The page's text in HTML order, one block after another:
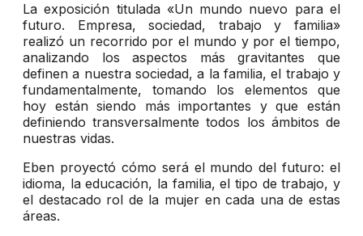
La exposición titulada «Un mundo nuevo para el
futuro. Empresa, sociedad, trabajo y familia»
realizó un recorrido por el mundo y por el tiempo,
analizando los aspectos más gravitantes que
definen a nuestra sociedad, a la familia, el trabajo y
fundamentalmente, tomando los elementos que
hoy están siendo más importantes y que están
definiendo transversalmente todos los ámbitos de
nuestras vidas.
Eben proyectó cómo será el mundo del futuro: el
idioma, la educación, la familia, el tipo de trabajo, y
el destacado rol de la mujer en cada una de estas
áreas.